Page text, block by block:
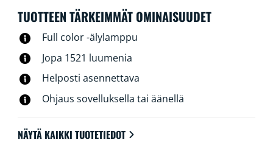
katsomalla. Voit myös ajastaa automaattiset siirtymät
valoa Wi-Fi-yhteydellä ja WiZ-sovelluksella, WiZ-
kytkimellä tai äänelläsi.
TUOTTEEN TÄRKEIMMÄT OMINAISUUDET
Full color -älylamppu
Jopa 1521 luumenia
Helposti asennettava
Ohjaus sovelluksella tai äänellä
NÄYTÄ KAIKKI TUOTETIEDOT